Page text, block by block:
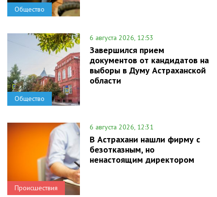
Общество
Общество
6 августа 2026, 12:53
Завершился прием
документов от кандидатов на
выборы в Думу Астраханской
области
Происшествия
6 августа 2026, 12:31
В Астрахани нашли фирму с
безотказным, но
ненастоящим директором